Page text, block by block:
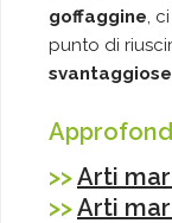
goffaggine,
punto di
>>Arti
>>Arti